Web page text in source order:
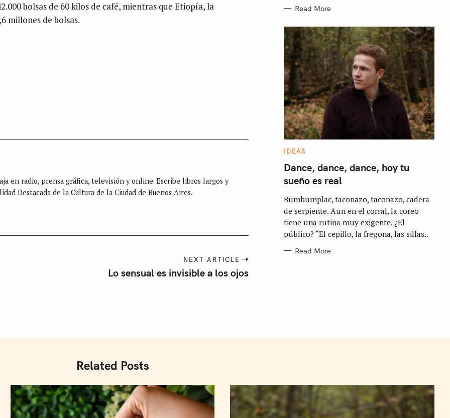
bolsas de 60 kilos de café, mientras que Etiopía, la
millones de bolsas.
en radio, prensa gráfica, televisión y online. Escribe libros largos y
Destacada de la Cultura de la Ciudad de Buenos Aires.
NEXT ARTICLE
Lo sensual es invisible a los ojos
Read More
C
T
E
G
O
I
E
S
IDEAS
Dance, dance, dance, hoy tu
sueño es real
Bumbumplac, taconazo, taconazo, cadera
de serpiente. Aun en el corral, la coreo
tiene una rutina muy exigente. ¿El
público? “El cepillo, la fregona, las sillas..
Read More
Related Posts